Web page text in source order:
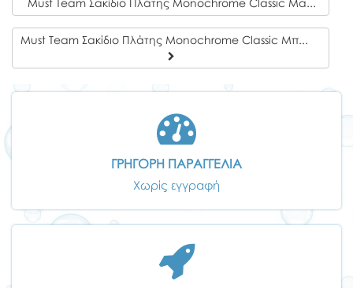
Must Team Σακίδιο Πλάτης Monochrome Classic Μαύρη με Γκρι 2 Κεντρικές Θήκες
Must Team Σακίδιο Πλάτης Monochrome Classic Μπλε με Γαλάζιο 2 Κεντρικές Θήκες
ΓΡΗΓΟΡΗ ΠΑΡΑΓΓΕΛΙΑ
Χωρίς εγγραφή